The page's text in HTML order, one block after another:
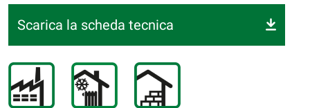
Scarica la scheda tecnica